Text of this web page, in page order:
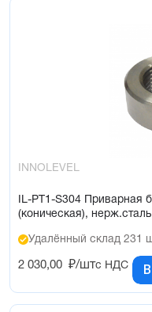
INNOLEVEL
IL-PT1-S304 Приварная
(коническая),
Удалённый склад 231
2 030,00 ₽/штс НДС